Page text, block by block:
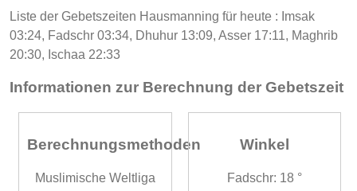
Liste der Gebetszeiten Hausmanning für heute : Imsak
03:24, Fadschr 03:34, Dhuhur 13:09, Asser 17:11, Maghrib
20:30, Ischaa 22:33
Informationen zur Berechnung der Gebetszeit
Berechnungsmethoden
Muslimische Weltliga
Winkel
Fadschr: 18 °